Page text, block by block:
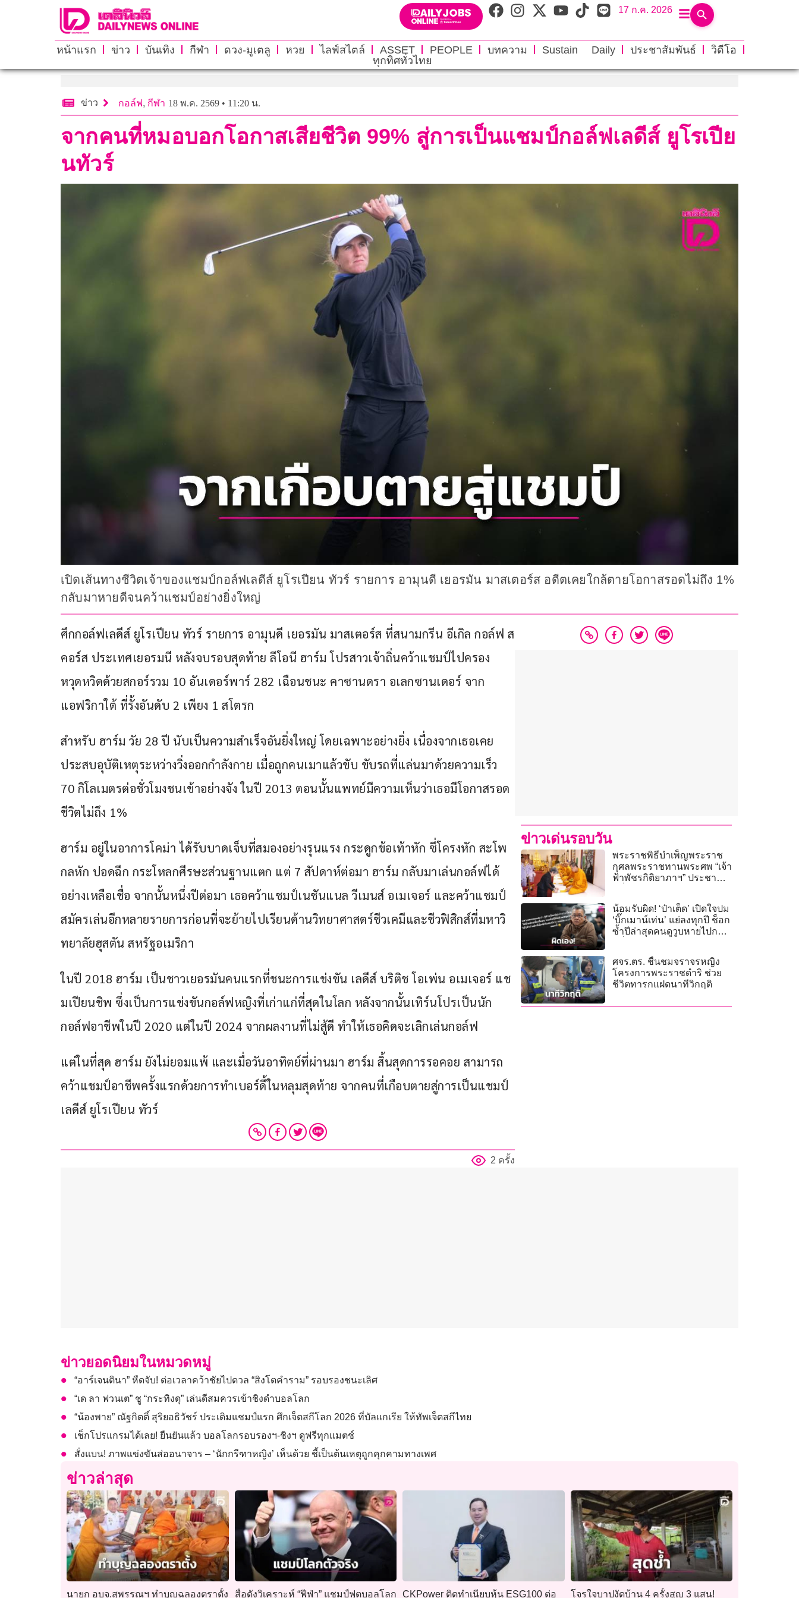
17 ก.ค. 2026
หน้าแรก ข่าว บันเทิง กีฬา ดวง-มูเตลู หวย ไลฟ์สไตล์ ASSET PEOPLE บทความ Sustain Daily ประชาสัมพันธ์
วิดีโอ
ทุกทิศทั่วไทย
ข่าว กอล์ฟ, กีฬา 18 พ.ค. 2569 • 11:20 น.
จากคนที่หมอบอกโอกาสเสียชีวิต 99% สู่การเป็นแชมป์กอล์ฟเลดีส์ ยูโรเปีย
นทัวร์
เปิดเส้นทางชีวิตเจ้าของแชมป์กอล์ฟเลดีส์ ยูโรเปียน ทัวร์ รายการ อามุนดี เยอรมัน มาสเตอร์ส อดีตเคยใกล้ตายโอกาสรอดไม่ถึง 1%
กลับมาหายดีจนคว้าแชมป์อย่างยิ่งใหญ่
ศึกกอล์ฟเลดีส์ ยูโรเปียน ทัวร์ รายการ อามุนดี เยอรมัน มาสเตอร์ส ที่สนามกรีน อีเกิล กอล์ฟ ส
คอร์ส ประเทศเยอรมนี หลังจบรอบสุดท้าย ลีโอนี ฮาร์ม โปรสาวเจ้าถิ่นคว้าแชมป์ไปครอง
หวุดหวิดด้วยสกอร์รวม 10 อันเดอร์พาร์ 282 เฉือนชนะ คาซานดรา อเลกซานเดอร์ จาก
แอฟริกาใต้ ที่รั้งอันดับ 2 เพียง 1 สโตรก
สำหรับ ฮาร์ม วัย 28 ปี นับเป็นความสำเร็จอันยิ่งใหญ่ โดยเฉพาะอย่างยิ่ง เนื่องจากเธอเคย
ประสบอุบัติเหตุระหว่างวิ่งออกกำลังกาย เมื่อถูกคนเมาแล้วขับ ขับรถที่แล่นมาด้วยความเร็ว
70 กิโลเมตรต่อชั่วโมงชนเข้าอย่างจัง ในปี 2013 ตอนนั้นแพทย์มีความเห็นว่าเธอมีโอกาสรอด
ชีวิตไม่ถึง 1%
ฮาร์ม อยู่ในอาการโคม่า ได้รับบาดเจ็บที่สมองอย่างรุนแรง กระดูกข้อเท้าหัก ซี่โครงหัก สะโพ
กลหัก ปอดฉีก กระโหลกศีรษะส่วนฐานแตก แต่ 7 สัปดาห์ต่อมา ฮาร์ม กลับมาเล่นกอล์ฟได้
อย่างเหลือเชื่อ จากนั้นหนึ่งปีต่อมา เธอคว้าแชมป์เนชันแนล วีเมนส์ อเมเจอร์ และคว้าแชมป์
สมัครเล่นอีกหลายรายการก่อนที่จะย้ายไปเรียนด้านวิทยาศาสตร์ชีวเคมีและชีวฟิสิกส์ที่มหาวิ
ทยาลัยฮุสตัน สหรัฐอเมริกา
ในปี 2018 ฮาร์ม เป็นชาวเยอรมันคนแรกที่ชนะการแข่งขัน เลดีส์ บริติช โอเพ่น อเมเจอร์ แช
มเปียนชิพ ซึ่งเป็นการแข่งขันกอล์ฟหญิงที่เก่าแก่ที่สุดในโลก หลังจากนั้นเทิร์นโปรเป็นนัก
กอล์ฟอาชีพในปี 2020 แต่ในปี 2024 จากผลงานที่ไม่สู้ดี ทำให้เธอคิดจะเลิกเล่นกอล์ฟ
แต่ในที่สุด ฮาร์ม ยังไม่ยอมแพ้ และเมื่อวันอาทิตย์ที่ผ่านมา ฮาร์ม สิ้นสุดการรอคอย สามารถ
คว้าแชมป์อาชีพครั้งแรกด้วยการทำเบอร์ดี้ในหลุมสุดท้าย จากคนที่เกือบตายสู่การเป็นแชมป์
เลดีส์ ยูโรเปียน ทัวร์
2 ครั้ง
ข่าวเด่นรอบวัน
พระราชพิธีบำเพ็ญพระราช
กุศลพระราชทานพระศพ “เจ้า
ฟ้าพัชรกิติยาภาฯ” ประชาชน
น้อมรับผิด! ‘ป๋าเต็ด’ เปิดใจปม
‘บิ๊กเมาน์เท่น’ แย่ลงทุกปี ช็อก
ซ้ำปีล่าสุดคนดูวูบหายไปกว่า
ศจร.ตร. ชื่นชมจราจรหญิง
โครงการพระราชดำริ ช่วย
ชีวิตทารกแฝดนาทีวิกฤติ
ข่าวยอดนิยมในหมวดหมู่
“อาร์เจนตินา” หืดจับ! ต่อเวลาคว้าชัยไปดวล “สิงโตคำราม” รอบรองชนะเลิศ
“เด ลา ฟวนเต” ชู “กระทิงดุ” เล่นดีสมควรเข้าชิงดำบอลโลก
“น้องพาย” ณัฐกิตติ์ สุริยอธิวัชร์ ประเดิมแชมป์แรก ศึกเจ็ตสกีโลก 2026 ที่บัลแกเรีย ให้ทัพเจ็ตสกีไทย
เช็กโปรแกรมได้เลย! ยืนยันแล้ว บอลโลกรอบรองฯ-ชิงฯ ดูฟรีทุกแมตช์
สั่งแบน! ภาพแข่งขันส่ออนาจาร – ‘นักกรีฑาหญิง’ เห็นด้วย ชี้เป็นต้นเหตุถูกคุกคามทางเพศ
ข่าวล่าสุด
นายก อบจ.สุพรรณฯ ทำบุญฉลองตราตั้ง สื่อดังวิเคราะห์ “ฟีฟ่า” แชมป์ฟุตบอลโลก CKPower ติดทำเนียบหุ้น ESG100 ต่อ โจรใจบาปงัดบ้าน 4 ครั้งสูญ 3 แสน!